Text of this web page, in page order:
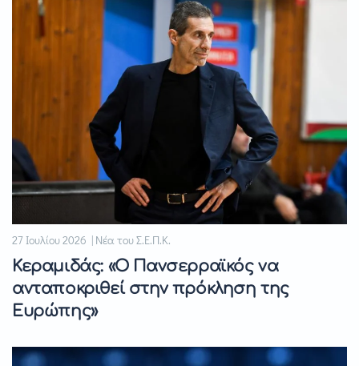
27 Ιουλίου 2026 | Νέα του Σ.Ε.Π.Κ.
Κεραμιδάς: «Ο Πανσερραϊκός να
ανταποκριθεί στην πρόκληση της
Ευρώπης»